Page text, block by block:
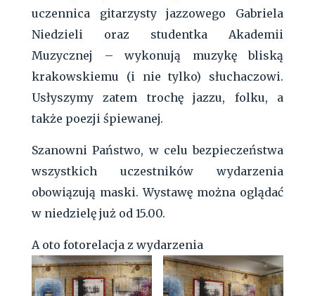
uczennica gitarzysty jazzowego Gabriela
Niedzieli oraz studentka Akademii
Muzycznej – wykonują muzykę bliską
krakowskiemu (i nie tylko) słuchaczowi.
Usłyszymy zatem trochę jazzu, folku, a
także poezji śpiewanej.
Szanowni Państwo, w celu bezpieczeństwa
wszystkich uczestników wydarzenia
obowiązują maski. Wystawę można oglądać
w niedzielę już od 15.00.
A oto fotorelacja z wydarzenia